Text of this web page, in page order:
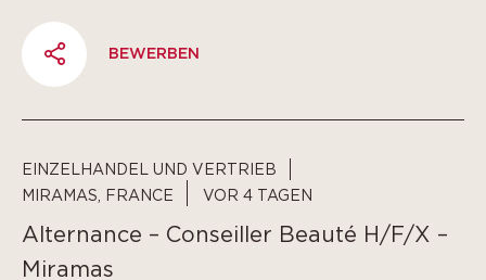
PARTAGER
BEWERBEN
EINZELHANDEL UND VERTRIEB
MIRAMAS, FRANCE
VOR 4 TAGEN
Alternance – Conseiller Beauté H/F/X –
Miramas